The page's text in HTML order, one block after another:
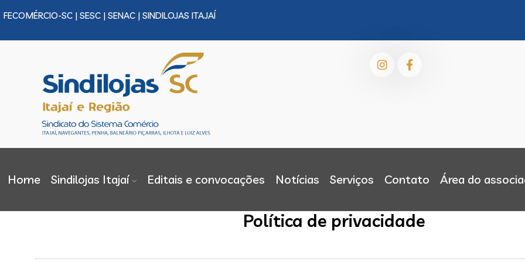
FECOMÉRCIO-SC | SESC | SENAC | SINDILOJAS ITAJAÍ
Home Sindilojas Itajaí Editais e convocações Notícias Serviços Contato Área do
Política de privacidade